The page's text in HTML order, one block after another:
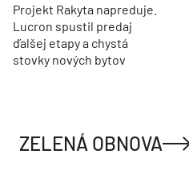
Projekt Rakyta napreduje.
Lucron spustil predaj
ďalšej etapy a chystá
stovky nových bytov
ZELENÁ OBNOVA